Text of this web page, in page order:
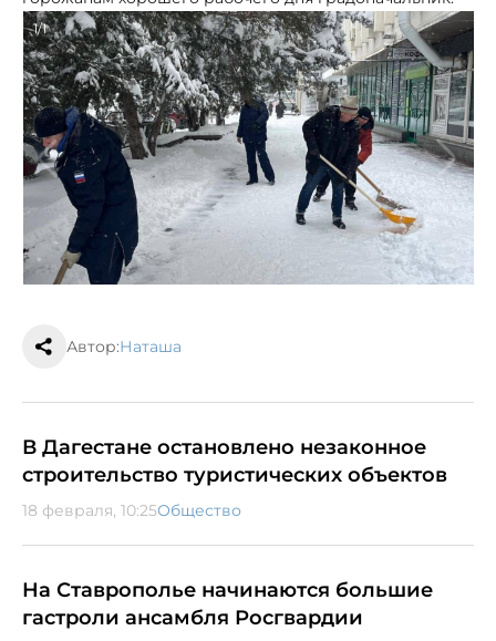
1/1
Автор:Наташа
В Дагестане остановлено незаконное
строительство туристических объектов
18 февраля, 10:25Общество
На Ставрополье начинаются большие
гастроли ансамбля Росгвардии